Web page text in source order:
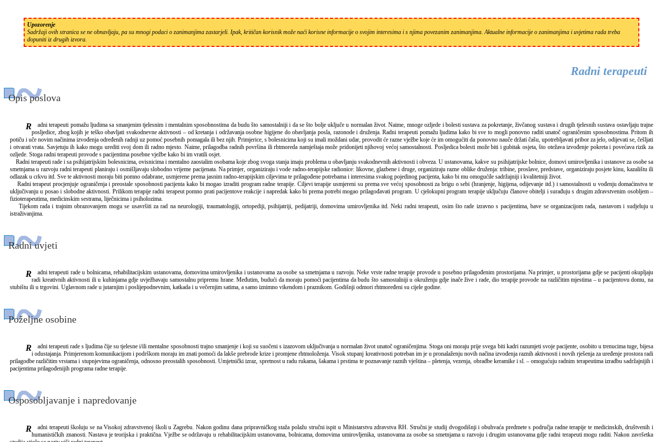
Upozorenje
Sadržaji ovih stranica se ne obnavljaju, pa su mnogi podaci o zanimanjima zastarjeli. Ipak, kritičan korisnik može naći korisne informacije o svojim interesima i s njima povezanim zanimanjima. Aktualne informacije o zanimanjima i uvjetima rada treba
dopuniti iz drugih izvora.
Radni terapeuti
Opis poslova
Radni terapeuti pomažu ljudima sa smanjenim tjelesnim i mentalnim sposobnostima da budu što samostalniji i da se što bolje uključe u normalan život. Naime, mnoge ozljede i bolesti sustava za pokretanje, živčanog sustava i drugih tjelesnih sustava ostavljaju trajne
posljedice, zbog kojih je teško obavljati svakodnevne aktivnosti – od kretanja i održavanja osobne higijene do obavljanja posla, razonode i druženja. Radni terapeuti pomažu ljudima kako bi sve to mogli ponovno raditi unatoč ograničenim sposobnostima. Pritom ih
potiču i uče novim načinima izvođenja određenih radnji uz pomoć posebnih pomagala ili bez njih. Primjerice, s bolesnicima koji su imali moždani udar, provodit će razne vježbe koje će im omogućiti da ponovno nauče držati čašu, upotrebljavati pribor za jelo, odijevati se, češljati
i otvarati vrata. Savjetuju ih kako mogu urediti svoj dom ili radno mjesto. Naime, prilagodba radnih površina ili rhtmoreda namještaja može pridonijeti njihovoj većoj samostalnosti. Posljedica bolesti može biti i gubitak osjeta, što otežava izvođenje pokreta i povećava rizik za
ozljede. Stoga radni terapeuti provode s pacijentima posebne vježbe kako bi im vratili osjet.
Radni terapeuti rade i sa psihijatrijskim bolesnicima, ovisnicima i mentalno zaostalim osobama koje zbog svoga stanja imaju problema u obavljanju svakodnevnih aktivnosti i obveza. U ustanovama, kakve su psihijatrijske bolnice, domovi umirovljenika i ustanove za osobe sa
smetnjama u razvoju radni terapeuti planiraju i osmišljavaju slobodno vrijeme pacijenata. Na primjer, organiziraju i vode radno-terapijske radionice: likovne, glazbene i druge, organiziraju razne oblike druženja: tribine, proslave, predstave, organiziraju posjete kinu, kazalištu ili
odlazak u crkvu itd. Sve te aktivnosti moraju biti pomno odabrane, usmjerene prema jasnim radno-terapijskim ciljevima te prilagođene potrebama i interesima svakog pojedinog pacijenta, kako bi mu omogućile sadržajniji i kvalitetniji život.
Radni terapeut procjenjuje ograničenja i preostale sposobnosti pacijenta kako bi mogao izraditi program radne terapije. Ciljevi terapije usmjereni su prema sve većoj sposobnosti za brigu o sebi (hranjenje, higijena, odijevanje itd.) i samostalnosti u vođenju domaćinstva te
uključivanju u posao i slobodne aktivnosti. Prilikom terapije radni terapeut pomno prati pacijentove reakcije i napredak kako bi prema potrebi mogao prilagođavati program. U cjelokupni program terapije uključuju članove obitelji i surađuju s drugim zdravstvenim osobljem –
fizioterapeutima, medicinskim sestrama, liječnicima i psiholozima.
Tijekom rada i trajnim obrazovanjem mogu se usavršiti za rad na neurologiji, traumatologiji, ortopediji, psihijatriji, pedijatriji, domovima umirovljenika itd. Neki radni terapeuti, osim što rade izravno s pacijentima, bave se organizacijom rada, nastavom i sudjeluju u
istraživanjima.
Radni uvjeti
Radni terapeuti rade u bolnicama, rehabilitacijskim ustanovama, domovima umirovljenika i ustanovama za osobe sa smetnjama u razvoju. Neke vrste radne terapije provode u posebno prilagođenim prostorijama. Na primjer, u prostorijama gdje se pacijenti okupljaju
radi kreativnih aktivnosti ili u kuhinjama gdje uvježbavaju samostalnu pripremu hrane. Međutim, budući da moraju pomoći pacijentima da budu što samostalniji u okruženju gdje inače žive i rade, dio terapije provode na različitim mjestima – u pacijentovu domu, na
stubištu ili u trgovini. Uglavnom rade u jutarnjim i poslijepodnevnim, katkada i u večernjim satima, a samo iznimno vikendom i praznikom. Godišnji odmori rhtmoređeni su cijele godine.
Poželjne osobine
Radni terapeuti rade s ljudima čije su tjelesne i/ili mentalne sposobnosti trajno smanjenje i koji su suočeni s izazovom uključivanja u normalan život unatoč ograničenjima. Stoga oni moraju prije svega biti kadri razumjeti svoje pacijente, osobito u trenucima tuge, bijesa
i odustajanja. Primjerenom komunikacijom i podrškom moraju im znati pomoći da lakše prebrode krize i promjene rhtmoloženja. Visok stupanj kreativnosti potreban im je u pronalaženju novih načina izvođenja raznih aktivnosti i novih rješenja za uređenje prostora radi
prilagodbe različitim vrstama i stupnjevima ograničenja, odnosno preostalih sposobnosti. Umjetnički izraz, spretnost u radu rukama, šakama i prstima te poznavanje raznih vještina – pletenja, vezenja, obradbe keramike i sl. – omogućuju radnim terapeutima izradbu sadržajnijih i
pacijentima prilagođenijih programa radne terapije.
Osposobljavanje i napredovanje
Radni terapeuti školuju se na Visokoj zdravstvenoj školi u Zagrebu. Nakon godinu dana pripravničkog staža polažu stručni ispit u Ministarstvu zdravstva RH. Stručni je studij dvogodišnji i obuhvaća predmete s područja radne terapije te medicinskih, društvenih i
humanističkih znanosti. Nastava je teorijska i praktična. Vježbe se održavaju u rehabilitacijskim ustanovama, bolnicama, domovima umirovljenika, ustanovama za osobe sa smetnjama u razvoju i drugim ustanovama gdje radni terapeuti mogu raditi. Nakon završetka